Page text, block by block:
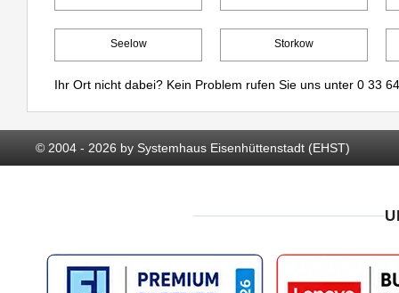
Seelow Storkow
Ihr Ort nicht dabei? Kein Problem rufen Sie uns unter 0 33
© 2004 - 2026 by Systemhaus Eisenhüttenstadt (EHST)